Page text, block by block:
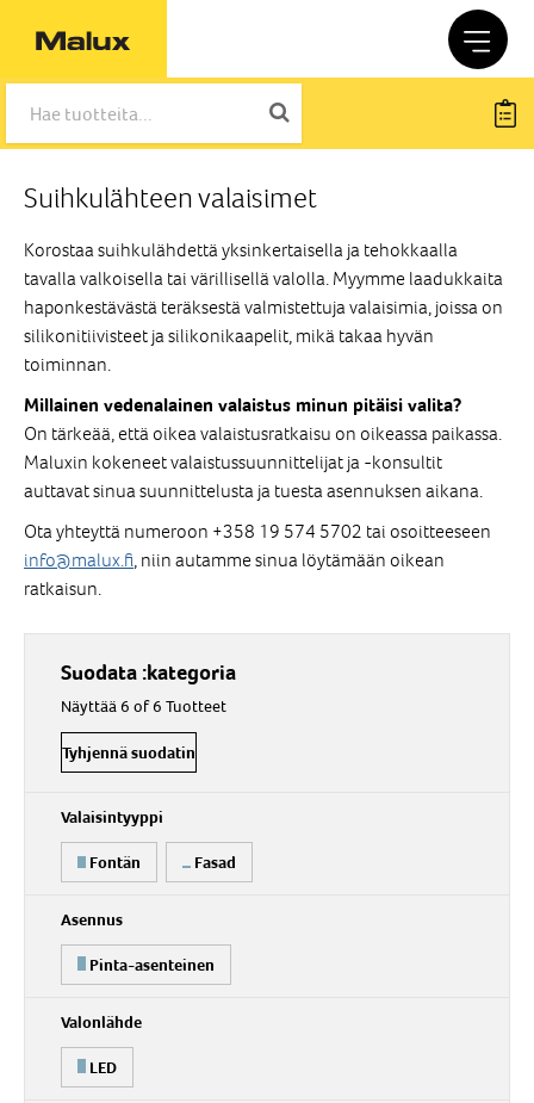
Suihkulähteen valaisimet
Korostaa suihkulähdettä yksinkertaisella ja tehokkaalla
tavalla valkoisella tai värillisellä valolla. Myymme laadukkaita
haponkestävästä teräksestä valmistettuja valaisimia, joissa on
silikonitiivisteet ja silikonikaapelit, mikä takaa hyvän
toiminnan.
Millainen vedenalainen valaistus minun pitäisi valita?
On tärkeää, että oikea valaistusratkaisu on oikeassa paikassa.
Maluxin kokeneet valaistussuunnittelijat ja -konsultit
auttavat sinua suunnittelusta ja tuesta asennuksen aikana.
Ota yhteyttä numeroon +358 19 574 5702 tai osoitteeseen
info@malux.fi, niin autamme sinua löytämään oikean
ratkaisun.
Suodata :kategoria
Näyttää 6 of 6 Tuotteet
Tyhjennä suodatin
Valaisintyyppi
Fontän Fasad
Asennus
Pinta-asenteinen
Valonlähde
LED